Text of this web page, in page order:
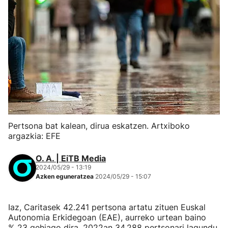
Pertsona bat kalean, dirua eskatzen. Artxiboko
argazkia: EFE
O. A. | EiTB Media
2024/05/29 - 13:19
Azken eguneratzea 2024/05/29 - 15:07
Iaz, Caritasek 42.241 pertsona artatu zituen Euskal
Autonomia Erkidegoan (EAE), aurreko urtean baino